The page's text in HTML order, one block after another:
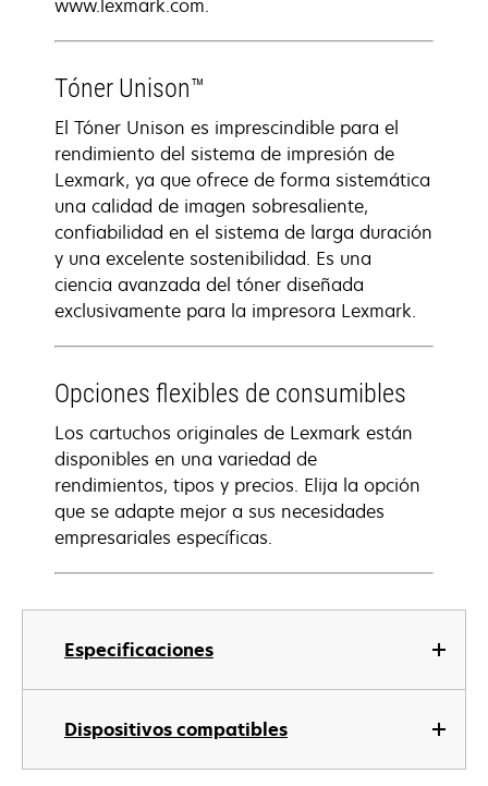
Especificaciones
Dispositivos compatibles
www.lexmark.com.
Tóner Unison™
El Tóner Unison es imprescindible para el
rendimiento del sistema de impresión de
Lexmark, ya que ofrece de forma sistemática
una calidad de imagen sobresaliente,
confiabilidad en el sistema de larga duración
y una excelente sostenibilidad. Es una
ciencia avanzada del tóner diseñada
exclusivamente para la impresora Lexmark.
Opciones flexibles de consumibles
Los cartuchos originales de Lexmark están
disponibles en una variedad de
rendimientos, tipos y precios. Elija la opción
que se adapte mejor a sus necesidades
empresariales específicas.